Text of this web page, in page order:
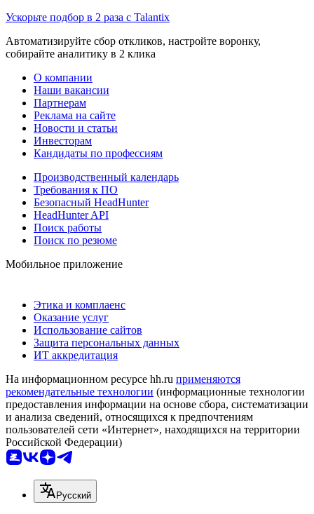
Ускорьте подбор в 2 раза с Talantix
Автоматизируйте сбор откликов, настройте воронку,
собирайте аналитику в 2 клика
О компании
Наши вакансии
Партнерам
Реклама на сайте
Новости и статьи
Инвесторам
Кандидаты по профессиям
Производственный календарь
Требования к ПО
Безопасный HeadHunter
HeadHunter API
Поиск работы
Поиск по резюме
Мобильное приложение
Этика и комплаенс
Оказание услуг
Использование сайтов
Защита персональных данных
ИТ аккредитация
На информационном ресурсе hh.ru применяются
рекомендательные технологии (информационные технологии
предоставления информации на основе сбора, систематизации
и анализа сведений, относящихся к предпочтениям
пользователей сети «Интернет», находящихся на территории
Российской Федерации)
Русский